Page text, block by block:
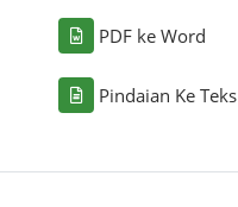
PDF ke Word
Pindaian Ke Teks